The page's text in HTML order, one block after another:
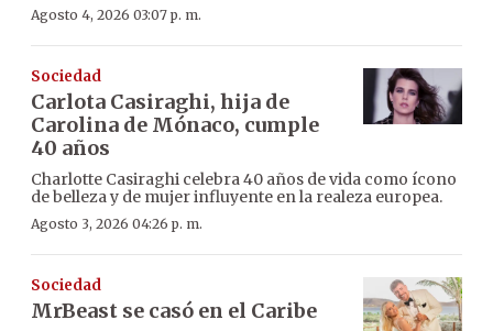
Agosto 4, 2026 03:07 p. m.
Sociedad
Carlota Casiraghi, hija de
Carolina de Mónaco, cumple
40 años
Charlotte Casiraghi celebra 40 años de vida como ícono
de belleza y de mujer influyente en la realeza europea.
Agosto 3, 2026 04:26 p. m.
Sociedad
MrBeast se casó en el Caribe